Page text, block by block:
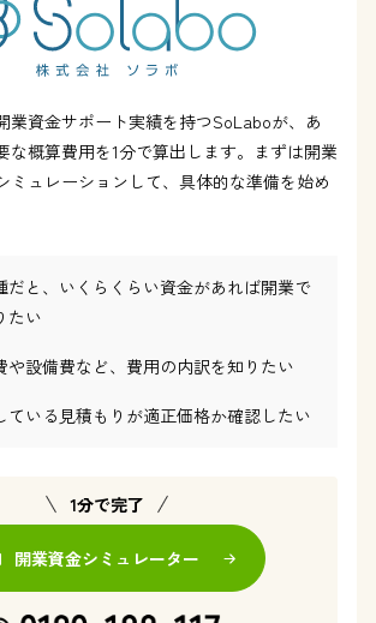
業資金サポート実績を持つSoLaboが、あ
な概算費用を1分で算出します。まずは開業
ミュレーションして、具体的な準備を始め
だと、いくらくらい資金があれば開業で
たい
や設備費など、費用の内訳を知りたい
ている見積もりが適正価格か確認したい
1分で完了
開業資金シミュレーター